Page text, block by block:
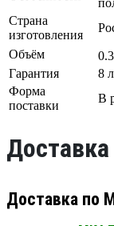
Страна
изготовления
Объём
Гарантия
8
Форма
поставки
В
Доставка
Доставка по